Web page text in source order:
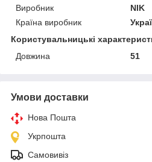
Виробник
NIK
Країна виробник
Користувальницькі
Довжина
51
Умови доставки
Нова Пошта
Укрпошта
Самовивіз